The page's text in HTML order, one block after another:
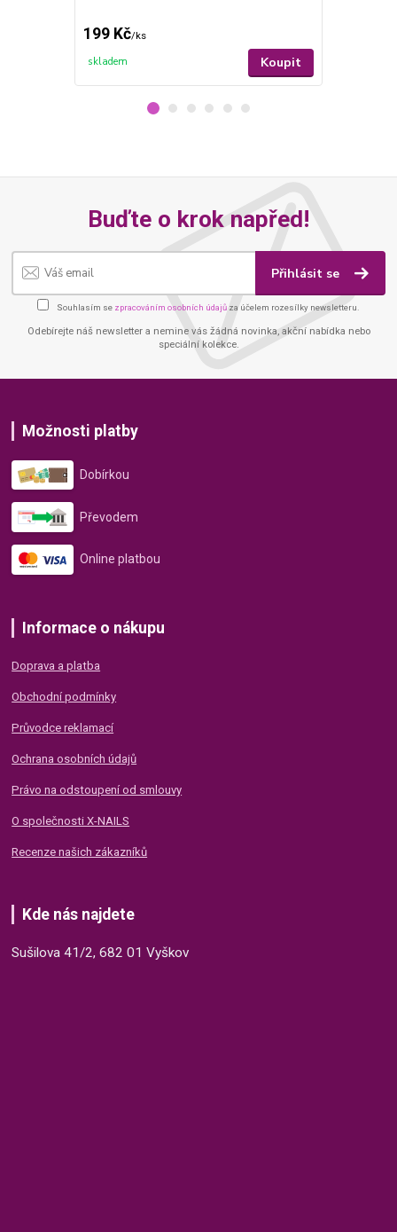
199 Kč/ks
skladem Koupit
Buďte o krok napřed!
Přihlásit se
Souhlasím se zpracováním osobních údajů za účelem rozesílky newsletteru.
Odebírejte náš newsletter a nemine vás žádná novinka, akční nabídka nebo
speciální kolekce.
Možnosti platby
Dobírkou
Převodem
Online platbou
Informace o nákupu
Doprava a platba
Obchodní podmínky
Průvodce reklamací
Ochrana osobních údajů
Právo na odstoupení od smlouvy
O společnosti X-NAILS
Recenze našich zákazníků
Kde nás najdete
Sušilova 41/2, 682 01 Vyškov